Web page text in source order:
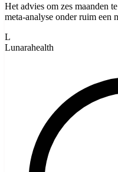
Het advies om zes maanden
meta-analyse onder ruim een
L
Lunarahealth